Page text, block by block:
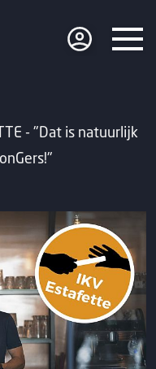
- "Dat is natuurlijk